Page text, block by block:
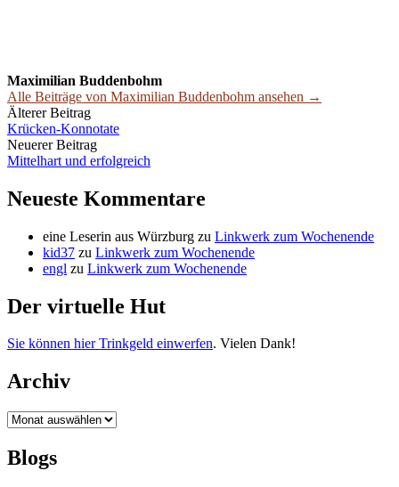
Maximilian Buddenbohm
Alle Beiträge von Maximilian Buddenbohm ansehen →
Beitrags-
Navigation
Älterer Beitrag
Krücken-Konnotate
Neuerer Beitrag
Mittelhart und erfolgreich
Neueste Kommentare
eine Leserin aus Würzburg zu Linkwerk zum Wochenende
kid37 zu Linkwerk zum Wochenende
engl zu Linkwerk zum Wochenende
Der virtuelle Hut
Sie können hier Trinkgeld einwerfen. Vielen Dank!
Archiv
Archiv
Blogs